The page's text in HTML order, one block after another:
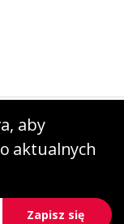
aby
aktualnych
Zapisz się